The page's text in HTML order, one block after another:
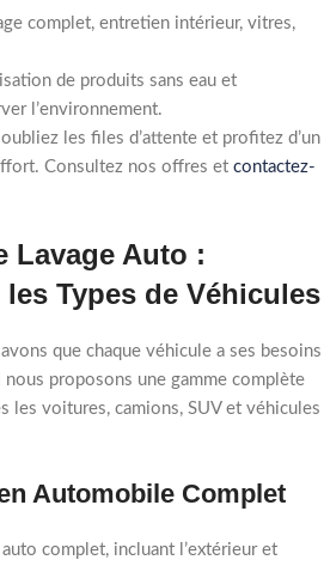
complet, entretien intérieur, vitres,
de produits sans eau et
l’environnement.
les files d’attente et profitez d’un
Consultez nos offres et contactez-
Lavage Auto :
Types de Véhicules
que chaque véhicule a ses besoins
nous proposons une gamme complète
les voitures, camions, SUV et véhicules
Automobile Complet
complet, incluant l’extérieur et